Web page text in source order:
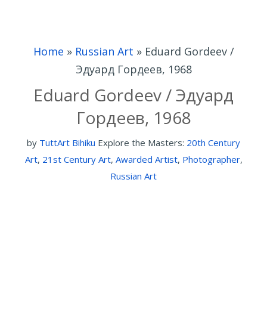
Home » Russian Art » Eduard Gordeev /
Эдуард Гордеев, 1968
Eduard Gordeev / Эдуард
Гордеев, 1968
by TuttArt Bihiku Explore the Masters: 20th Century
Art, 21st Century Art, Awarded Artist, Photographer,
Russian Art